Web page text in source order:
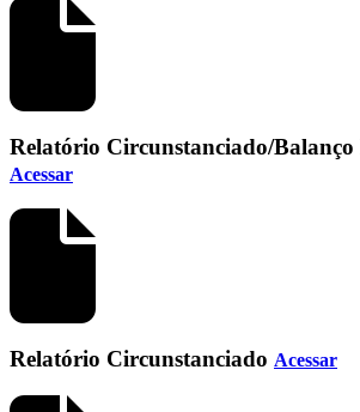
Relatório Circunstanciado/
Acessar
Relatório Circunstanciado Acessar